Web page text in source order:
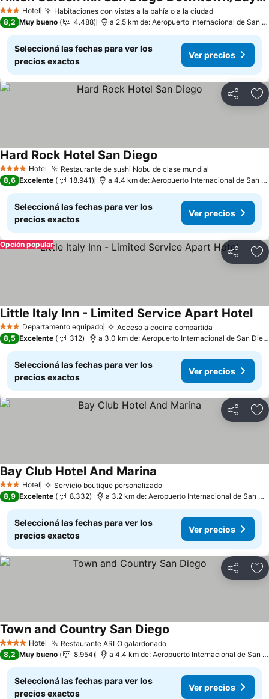
3 Estrellas
Hotel Habitaciones con vistas a la bahía o a la ciudadVer precios
Ver precios
8,2 Muy bueno 4.488 a 2.5 km de: Aeropuerto Internacional de San
Seleccioná las fechas para ver los
precios exactos
Ver precios
Compartir
4 EstrellasHotel Restaurante de sushi Nobu de clase mundial
Hard Rock Hotel San Diego
8,6 Excelente 18.941 a 4.4 km de: Aeropuerto Internacional de San
Seleccioná las fechas para ver los
precios exactos
Ver precios
Compartir
Opción popular
3 EstrellasDepartamento equipado Acceso a cocina compartida
Little Italy Inn - Limited Service Apart Hotel
8,5 Excelente 312 a 3.0 km de: Aeropuerto Internacional de San
Seleccioná las fechas para ver los
precios exactos
Ver precios
Compartir
3 Estrellas
Hotel Servicio boutique personalizadoVer precios
Bay Club Hotel And Marina
8,9 Excelente 8.332 a 3.2 km de: Aeropuerto Internacional de San
Seleccioná las fechas para ver los
precios exactos
Ver precios
Compartir
4 EstrellasHotel Restaurante ARLO galardonadoVer precios
Town and Country San Diego
8,2 Muy bueno 8.954 a 4.4 km de: Aeropuerto Internacional de San
Seleccioná las fechas para ver los
precios exactos
Ver precios